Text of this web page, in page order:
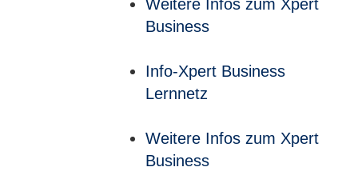
Weitere Infos zum Xpert
Business
Info-Xpert Business
Lernnetz
Weitere Infos zum Xpert
Business